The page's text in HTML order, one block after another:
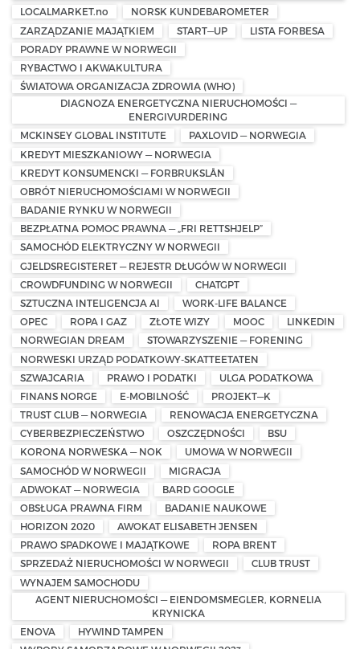
LOCALMARKET.no
NORSK KUNDEBAROMETER
ZARZĄDZANIE MAJĄTKIEM
START—UP
LISTA FORBESA
PORADY PRAWNE W NORWEGII
RYBACTWO I AKWAKULTURA
ŚWIATOWA ORGANIZACJA ZDROWIA (WHO)
DIAGNOZA ENERGETYCZNA NIERUCHOMOŚCI —
ENERGIVURDERING
MCKINSEY GLOBAL INSTITUTE
PAXLOVID — NORWEGIA
KREDYT MIESZKANIOWY — NORWEGIA
KREDYT KONSUMENCKI — FORBRUKSLÅN
OBRÓT NIERUCHOMOŚCIAMI W NORWEGII
BADANIE RYNKU W NORWEGII
BEZPŁATNA POMOC PRAWNA — „FRI RETTSHJELP”
SAMOCHÓD ELEKTRYCZNY W NORWEGII
GJELDSREGISTERET — REJESTR DŁUGÓW W NORWEGII
CROWDFUNDING W NORWEGII
CHATGPT
SZTUCZNA INTELIGENCJA AI
WORK-LIFE BALANCE
OPEC
ROPA I GAZ ZŁOTE WIZY MOOC
LINKEDIN
NORWEGIAN DREAM
STOWARZYSZENIE — FORENING
NORWESKI URZĄD PODATKOWY-SKATTEETATEN
SZWAJCARIA
PRAWO I PODATKI
ULGA PODATKOWA
FINANS NORGE
E-MOBILNOŚĆ
PROJEKT—K
TRUST CLUB — NORWEGIA
RENOWACJA ENERGETYCZNA
CYBERBEZPIECZEŃSTWO
OSZCZĘDNOŚCI
BSU
KORONA NORWESKA — NOK
UMOWA W NORWEGII
SAMOCHÓD W NORWEGII
MIGRACJA
ADWOKAT — NORWEGIA
BARD GOOGLE
OBSŁUGA PRAWNA FIRM
BADANIE NAUKOWE
HORIZON 2020
AWOKAT ELISABETH JENSEN
PRAWO SPADKOWE I MAJĄTKOWE
ROPA BRENT
SPRZEDAŻ NIERUCHOMOŚCI W NORWEGII
CLUB TRUST
WYNAJEM SAMOCHODU
AGENT NIERUCHOMOŚCI — EIENDOMSMEGLER, KORNELIA
KRYNICKA
ENOVA
HYWIND TAMPEN